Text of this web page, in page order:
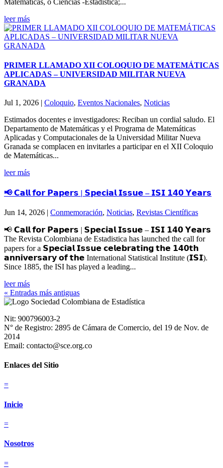
leer más
PRIMER LLAMADO XII COLOQUIO DE MATEMÁTICAS
APLICADAS – UNIVERSIDAD MILITAR NUEVA
GRANADA
Jul 1, 2026 | Coloquio, Eventos Nacionales, Noticias
Estimados docentes e investigadores: Reciban un cordial saludo. El
Departamento de Matemáticas y el Programa de Matemáticas
Aplicadas y Computacionales de la Universidad Militar Nueva
Granada se complacen en invitarles a participar en el XII Coloquio
de Matemáticas...
leer más
📢 𝗖𝗮𝗹𝗹 𝗳𝗼𝗿 𝗣𝗮𝗽𝗲𝗿𝘀 | 𝗦𝗽𝗲𝗰𝗶𝗮𝗹 𝗜𝘀𝘀𝘂𝗲 – 𝗜𝗦𝗜 𝟭𝟰𝟬 𝗬𝗲𝗮𝗿𝘀
Jun 14, 2026 | Conmemoración, Noticias, Revistas Científicas
📢 𝗖𝗮𝗹𝗹 𝗳𝗼𝗿 𝗣𝗮𝗽𝗲𝗿𝘀 | 𝗦𝗽𝗲𝗰𝗶𝗮𝗹 𝗜𝘀𝘀𝘂𝗲 – 𝗜𝗦𝗜 𝟭𝟰𝟬 𝗬𝗲𝗮𝗿𝘀
The Revista Colombiana de Estadistica has launched the call for
papers for a 𝗦𝗽𝗲𝗰𝗶𝗮𝗹 𝗜𝘀𝘀𝘂𝗲 𝗰𝗲𝗹𝗲𝗯𝗿𝗮𝘁𝗶𝗻𝗴 𝘁𝗵𝗲 𝟭𝟰𝟬𝘁𝗵
𝗮𝗻𝗻𝗶𝘃𝗲𝗿𝘀𝗮𝗿𝘆 𝗼𝗳 𝘁𝗵𝗲 International Statistical Institute (𝗜𝗦𝗜).
Since 1885, the ISI has played a leading...
leer más
« Entradas más antiguas
Nit: 900796003-2
N° de Registro: 2895 de Cámara de Comercio, del 19 de Nov. de
2014
Email: contacto@sce.org.co
Enlaces del Sitio
=
Inicio
=
Nosotros
=